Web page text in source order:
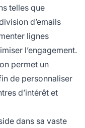
telles que
d’emails
lignes
l’engagement.
permet un
de personnaliser
d’intérêt et
dans sa vaste